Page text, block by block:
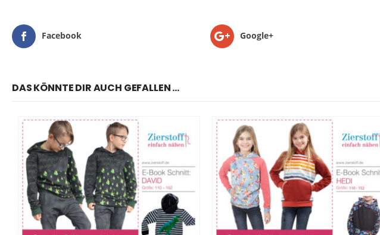
Facebook Google+
DAS KÖNNTE DIR AUCH GEFALLEN …